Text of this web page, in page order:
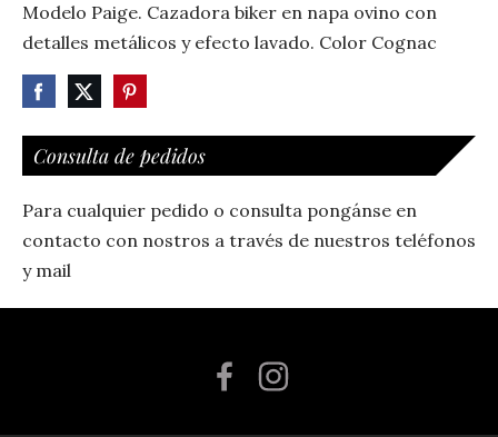
Consulta de pedidos
Para cualquier pedido o consulta pongánse en
contacto con nostros a través de nuestros teléfonos
y mail
Modelo Paige. Cazadora biker en napa ovino con
detalles metálicos y efecto lavado. Color Cognac